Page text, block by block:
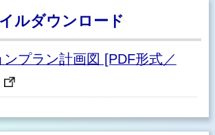
ルダウンロード
ンプラン計画図 [PDF形式／